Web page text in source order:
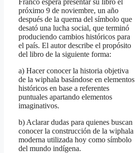
próximo 9 de noviembre, un año
después de la quema del símbolo que
desató una lucha social, que terminó
produciendo cambios históricos para
el país. El autor describe el propósito
del libro de la siguiente forma:
a) Hacer conocer la historia objetiva
de la wiphala basándose en elementos
históricos en base a referentes
puntuales apartando elementos
imaginativos.
b) Aclarar dudas para quienes buscan
conocer la construcción de la wiphala
moderna utilizada hoy como símbolo
del mundo indígena.